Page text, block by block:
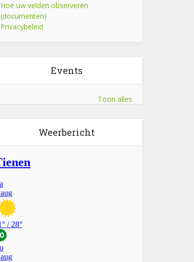
Hoe uw velden observeren
(documenten)
Privacybeleid
Events
Toon alles
Weerbericht